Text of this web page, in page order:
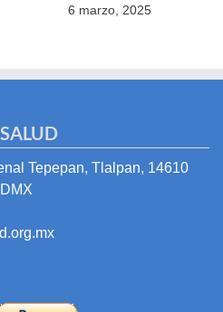
6 marzo, 2025
Tepepan, Tlalpan, 14610